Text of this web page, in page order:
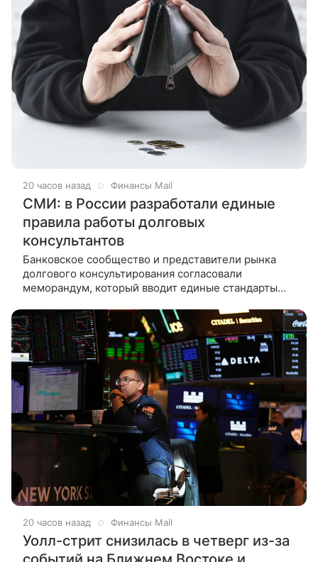
20 часов назад Финансы Mail
СМИ: в России разработали единые
правила работы долговых
консультантов
Банковское сообщество и представители рынка
долгового консультирования согласовали
меморандум, который вводит единые стандарты
«Ведомостям» рассказал источник,
20 часов назад Финансы Mail
Уолл-стрит снизилась в четверг из-за